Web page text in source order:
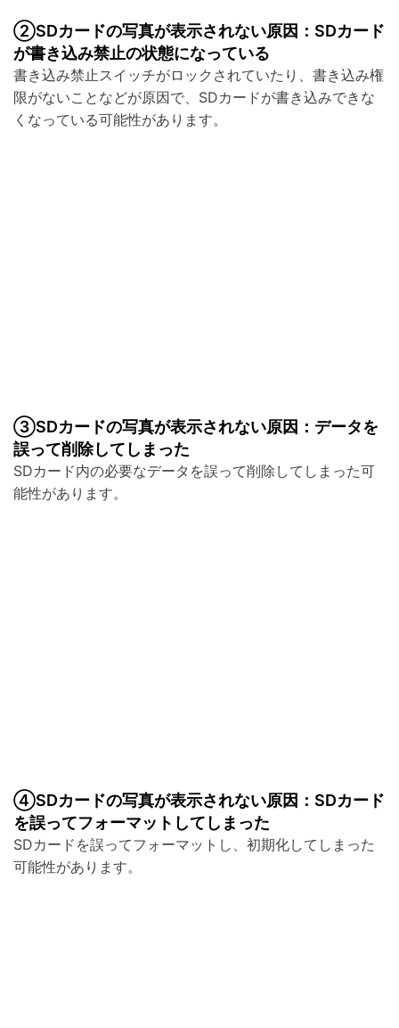
②SDカードの写真が表示されない原因：SDカード
が書き込み禁止の状態になっている
書き込み禁止スイッチがロックされていたり、書き込み権
限がないことなどが原因で、SDカードが書き込みできな
くなっている可能性があります。
③SDカードの写真が表示されない原因：データを
誤って削除してしまった
SDカード内の必要なデータを誤って削除してしまった可
能性があります。
④SDカードの写真が表示されない原因：SDカード
を誤ってフォーマットしてしまった
SDカードを誤ってフォーマットし、初期化してしまった
可能性があります。